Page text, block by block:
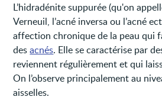
L’hidradénite suppurée (qu'on
Verneuil, l’acné inversa ou l’acné
affection chronique de la peau qui
desacnés. Elle se caractérise par
reviennent régulièrement et qui
On l’observe principalement au
aisselles.